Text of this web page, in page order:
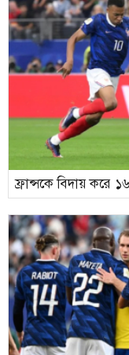
ফ্রান্সকে বিদায় করে